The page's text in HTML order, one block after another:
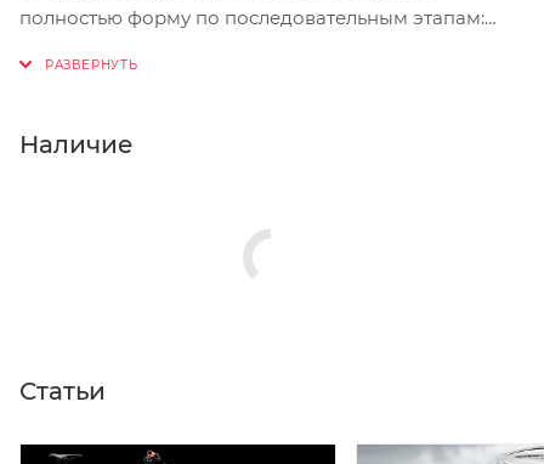
полностью форму по последовательным этапам:
Нажмите кнопку «Оформить заказ».
Наличие
Статьи